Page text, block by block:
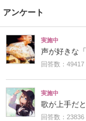
アンケート
実施中
声が好きな
回答数：49417
実施中
歌が上手だ
回答数：23836